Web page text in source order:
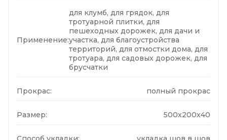
Применение:
для клумб, для грядок, для
тротуарной плитки, для
пешеходных дорожек, для дачи и
участка, для благоустройства
территорий, для отмостки дома, для
тротуара, для садовых дорожек, для
брусчатки
Прокрас: полный прокрас
Размер: 500х200х40